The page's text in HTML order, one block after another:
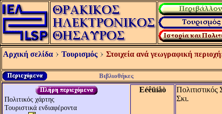
Αρχική σελίδα Τουρισμός Στοιχεία ανά γεωγραφική
Βιβλιοθήκες
Πολιτικός χάρτης
Τουριστικά ενδιαφέροντα
Eéêüíåò
Σκι.